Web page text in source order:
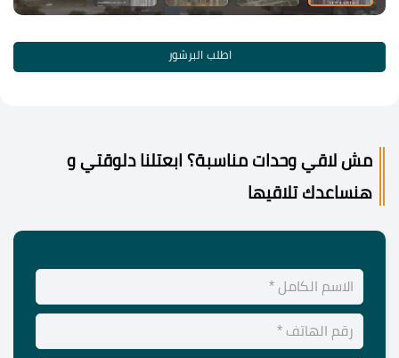
اطلب البرشور
مش لاقي وحدات مناسبة؟ ابعتلنا دلوقتي و
هنساعدك تلاقيها